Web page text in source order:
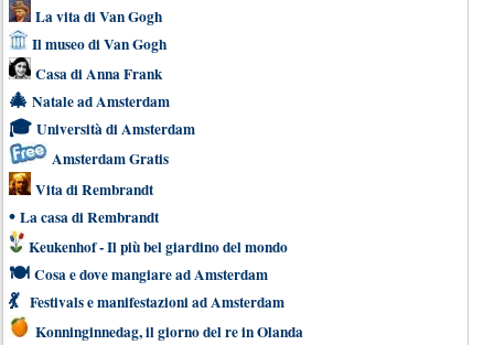
La vita di Van Gogh
Il museo di Van Gogh
Casa di Anna Frank
🎄 Natale ad Amsterdam
🎓 Università di Amsterdam
Amsterdam Gratis
Vita di Rembrandt
• La casa di Rembrandt
Keukenhof - Il più bel giardino del mondo
🍽 Cosa e dove mangiare ad Amsterdam
💃 Festivals e manifestazioni ad Amsterdam
Konninginnedag, il giorno del re in Olanda